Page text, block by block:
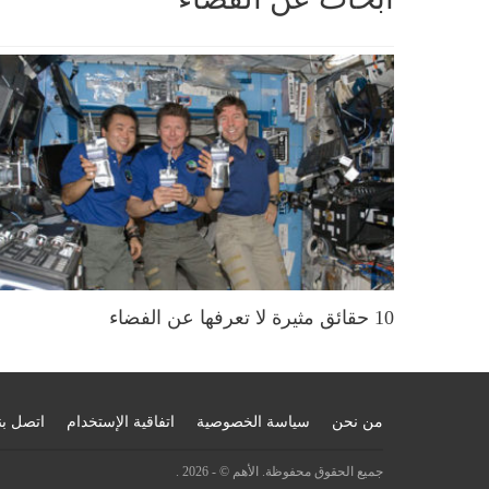
10 حقائق مثيرة لا تعرفها عن الفضاء
من نحن سياسة الخصوصية اتفاقية الإستخدام اتصل
جميع الحقوق محفوظة. الأهم © - 2026 .